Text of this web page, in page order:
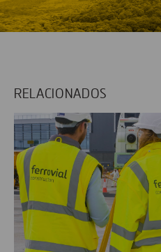
RELACIONADOS